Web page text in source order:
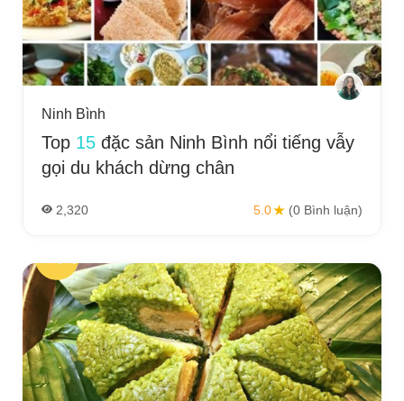
Ninh Bình
Top 15 đặc sản Ninh Bình nổi tiếng vẫy
gọi du khách dừng chân
2,320 5.0 (0 Bình luận)